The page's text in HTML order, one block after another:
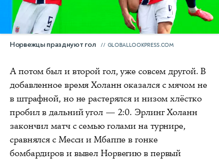
Норвежцы празднуют гол GLOBALLOOKPRESS.COM
А потом был и второй гол, уже совсем другой. В
добавленное время Холанн оказался с мячом не
в штрафной, но не растерялся и низом хлёстко
пробил в дальний угол — 2:0. Эрлинг Холанн
закончил матч с семью голами на турнире,
сравнялся с Месси и Мбаппе в гонке
бомбардиров и вывел Норвегию в первый